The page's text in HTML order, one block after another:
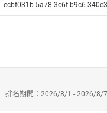
請多多指教！
能不會愛你》裡，飾演主
實際個性卻Man到不行。七
梁的女主角，雖然出道超過
消息…
美麗祕密
ecbf031b-5a78-3c6f-b9c6-
排名期間：2026/8/1 - 2026/8/7